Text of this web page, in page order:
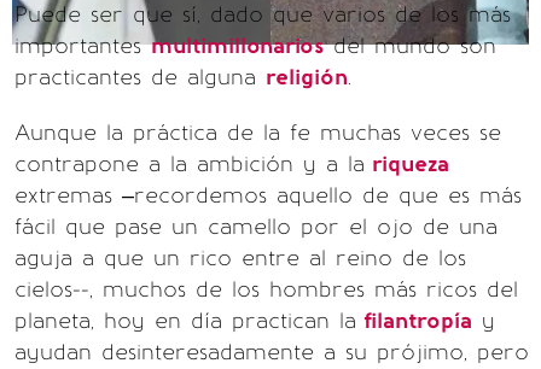
Puede ser que sí, dado que varios de los más
importantesmultimillonariosdel mundo son
practicantes de alguna religión.
Aunque la práctica de la fe muchas veces se
contrapone a la ambición y a la riqueza
extremas –recordemos aquello de que es más
fácil que pase un camello por el ojo de una
aguja a que un rico entre al reino de los
cielos--, muchos de los hombres más ricos del
planeta, hoy en día practican la filantropía y
ayudan desinteresadamente a su prójimo, pero